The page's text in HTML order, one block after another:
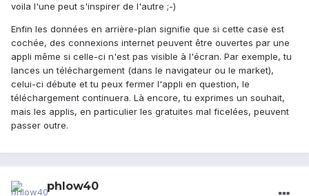
voila l'une peut s'inspirer de l'autre ;-)
Enfin les données en arrière-plan signifie que si cette case est
cochée, des connexions internet peuvent être ouvertes par une
appli même si celle-ci n'est pas visible à l'écran. Par exemple, tu
lances un téléchargement (dans le navigateur ou le market),
celui-ci débute et tu peux fermer l'appli en question, le
téléchargement continuera. Là encore, tu exprimes un souhait,
mais les applis, en particulier les gratuites mal ficelées, peuvent
passer outre.
phlow40